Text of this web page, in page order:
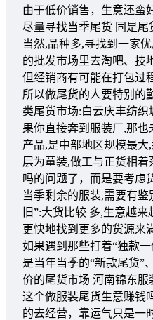
由于低价销售，生意还蛮
尽量寻找当季尾货 同是尾
当然,品种多,寻找到一家
的批发市场里去淘吧、技
但经销商有可能在打包过
所以做尾货的人要特别的
类尾货市场:白云庆丰纺
果你直接奔到服装厂,那
产品,是中部地区规模最
层为童装,做工与正货相
吗的问题了，而是要考虑
当季剩余的服装,需要有
旧”:大货比较 多,生意越
更快地找到更多的货源来
如果遇到那些打着“独款
是当年当季的“新款尾货”
价的尾货市场 河南锦东服
这个做服装尾货生意赚钱
的去经营，靠运气只是一